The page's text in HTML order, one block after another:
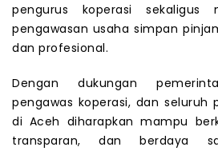
pengurus koperasi sekaligus
pengawasan usaha simpan
dan profesional.
Dengan dukungan
pengawas koperasi, dan seluruh
di Aceh diharapkan mampu
transparan, dan berdaya